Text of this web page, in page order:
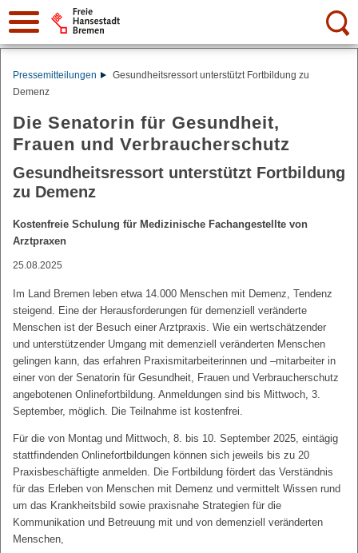
Suche:
Pressemitteilungen
Gesundheitsressort unterstützt Fortbildung zu
Demenz
Die Senatorin für Gesundheit,
Frauen und Verbraucherschutz
Gesundheitsressort unterstützt Fortbildung
zu Demenz
Kostenfreie Schulung für Medizinische Fachangestellte von
Arztpraxen
25.08.2025
Im Land Bremen leben etwa 14.000 Menschen mit Demenz, Tendenz
steigend. Eine der Herausforderungen für demenziell veränderte
Menschen ist der Besuch einer Arztpraxis. Wie ein wertschätzender
und unterstützender Umgang mit demenziell veränderten Menschen
gelingen kann, das erfahren Praxismitarbeiterinnen und –mitarbeiter in
einer von der Senatorin für Gesundheit, Frauen und Verbraucherschutz
angebotenen Onlinefortbildung. Anmeldungen sind bis Mittwoch, 3.
September, möglich. Die Teilnahme ist kostenfrei.
Für die von Montag und Mittwoch, 8. bis 10. September 2025, eintägig
stattfindenden Onlinefortbildungen können sich jeweils bis zu 20
Praxisbeschäftigte anmelden. Die Fortbildung fördert das Verständnis
für das Erleben von Menschen mit Demenz und vermittelt Wissen rund
um das Krankheitsbild sowie praxisnahe Strategien für die
Kommunikation und Betreuung mit und von demenziell veränderten
Menschen,